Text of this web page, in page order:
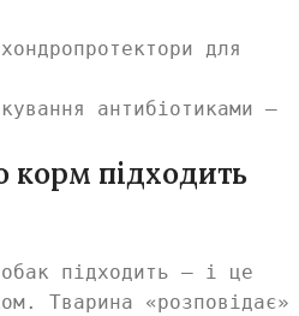
для
антибіотиками —
корм підходить
підходить — і це
Тварина «розповідає»